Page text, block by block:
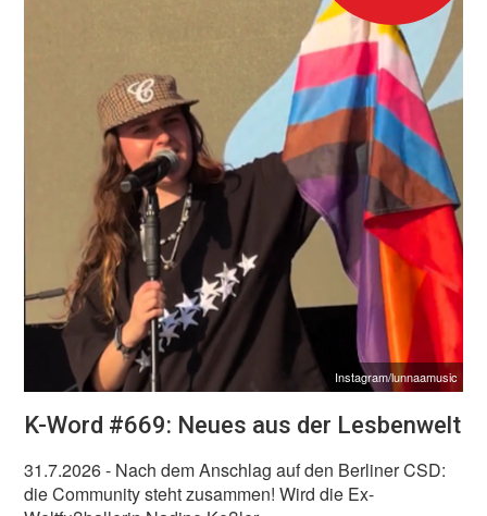
Instagram/lunnaamusic
K-Word #669: Neues aus der Lesbenwelt
31.7.2026- Nach dem Anschlag auf den Berliner CSD:
die Community steht zusammen! Wird die Ex-